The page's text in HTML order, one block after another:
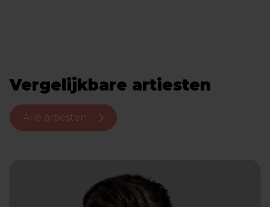
Vergelijkbare artiesten
Alle artiesten